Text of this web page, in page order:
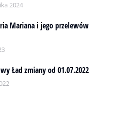
2024
Mariana i jego przelewów
Ład zmiany od 01.07.2022